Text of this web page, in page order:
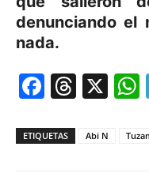
denunciando el
nada.
X
ETIQUETAS Abi N